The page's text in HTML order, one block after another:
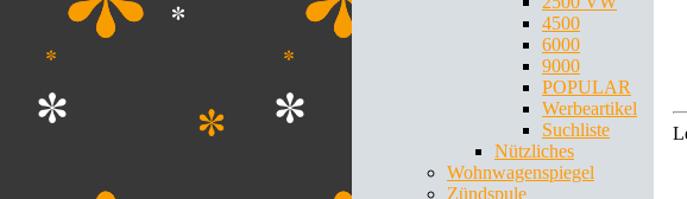
4500
6000
9000
POPULAR
Werbeartikel
Suchliste
Nützliches
Wohnwagenspiegel
Zündspule